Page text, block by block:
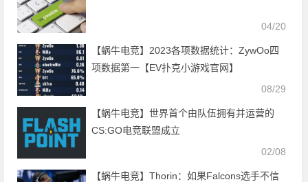
04/20
【蜗牛电竞】2023各项数据统计：ZywOo四
项数据第一【EV扑克小游戏官网】
08/29
【蜗牛电竞】世界首个由队伍拥有并运营的
CS:GO电竞联盟成立
02/08
【蜗牛电竞】Thorin：如果Falcons选手不信